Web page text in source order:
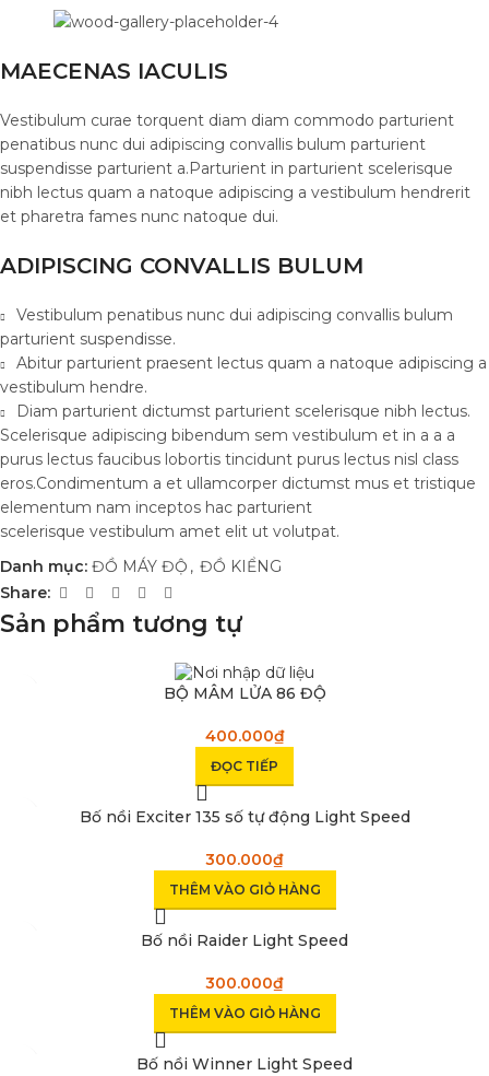
MAECENAS IACULIS
Vestibulum curae torquent diam diam commodo parturient
penatibus nunc dui adipiscing convallis bulum parturient
suspendisse parturient a.Parturient in parturient scelerisque
nibh lectus quam a natoque adipiscing a vestibulum hendrerit
et pharetra fames nunc natoque dui.
ADIPISCING CONVALLIS BULUM
Vestibulum penatibus nunc dui adipiscing convallis bulum
parturient suspendisse.
Abitur parturient praesent lectus quam a natoque adipiscing a
vestibulum hendre.
Diam parturient dictumst parturient scelerisque nibh lectus.
Scelerisque adipiscing bibendum sem vestibulum et in a a a
purus lectus faucibus lobortis tincidunt purus lectus nisl class
eros.Condimentum a et ullamcorper dictumst mus et tristique
elementum nam inceptos hac parturient
scelerisque vestibulum amet elit ut volutpat.
Danh mục: ĐỒ MÁY ĐỘ , ĐỒ KIỂNG
Share:
Sản phẩm tương tự
BỘ MÂM LỬA 86 ĐỘ
400.000₫
ĐỌC TIẾP
Bố nồi Exciter 135 số tự động Light Speed
300.000₫
THÊM VÀO GIỎ HÀNG
Bố nồi Raider Light Speed
300.000₫
THÊM VÀO GIỎ HÀNG
Bố nồi Winner Light Speed